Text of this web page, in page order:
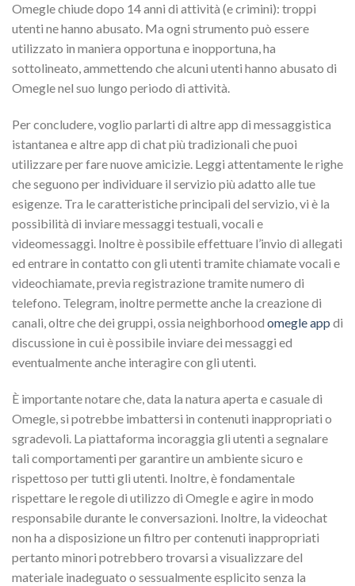
Omegle chiude dopo 14 anni di attività (e crimini): troppi
utenti ne hanno abusato. Ma ogni strumento può essere
utilizzato in maniera opportuna e inopportuna, ha
sottolineato, ammettendo che alcuni utenti hanno abusato di
Omegle nel suo lungo periodo di attività.
Per concludere, voglio parlarti di altre app di messaggistica
istantanea e altre app di chat più tradizionali che puoi
utilizzare per fare nuove amicizie. Leggi attentamente le righe
che seguono per individuare il servizio più adatto alle tue
esigenze. Tra le caratteristiche principali del servizio, vi è la
possibilità di inviare messaggi testuali, vocali e
videomessaggi. Inoltre è possibile effettuare l’invio di allegati
ed entrare in contatto con gli utenti tramite chiamate vocali e
videochiamate, previa registrazione tramite numero di
telefono. Telegram, inoltre permette anche la creazione di
canali, oltre che dei gruppi, ossia neighborhood omegle app di
discussione in cui è possibile inviare dei messaggi ed
eventualmente anche interagire con gli utenti.
È importante notare che, data la natura aperta e casuale di
Omegle, si potrebbe imbattersi in contenuti inappropriati o
sgradevoli. La piattaforma incoraggia gli utenti a segnalare
tali comportamenti per garantire un ambiente sicuro e
rispettoso per tutti gli utenti. Inoltre, è fondamentale
rispettare le regole di utilizzo di Omegle e agire in modo
responsabile durante le conversazioni. Inoltre, la videochat
non ha a disposizione un filtro per contenuti inappropriati
pertanto minori potrebbero trovarsi a visualizzare del
materiale inadeguato o sessualmente esplicito senza la